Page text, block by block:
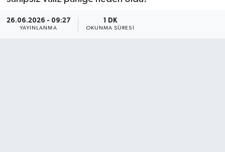
26.06.2026 - 09:27
YAYINLANMA
1 DK
OKUNMA SÜRESI
Magazin
Tüm Manşetler